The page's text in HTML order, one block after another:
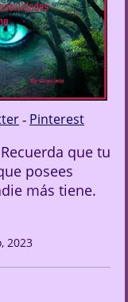
- Pinterest
que tu
posees
más tiene.
2023